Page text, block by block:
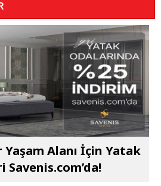
Yaşam Alanı İçin Yatak
Savenis.com’da!